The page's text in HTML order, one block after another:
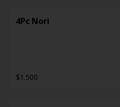
4Pc Nori
$1.500